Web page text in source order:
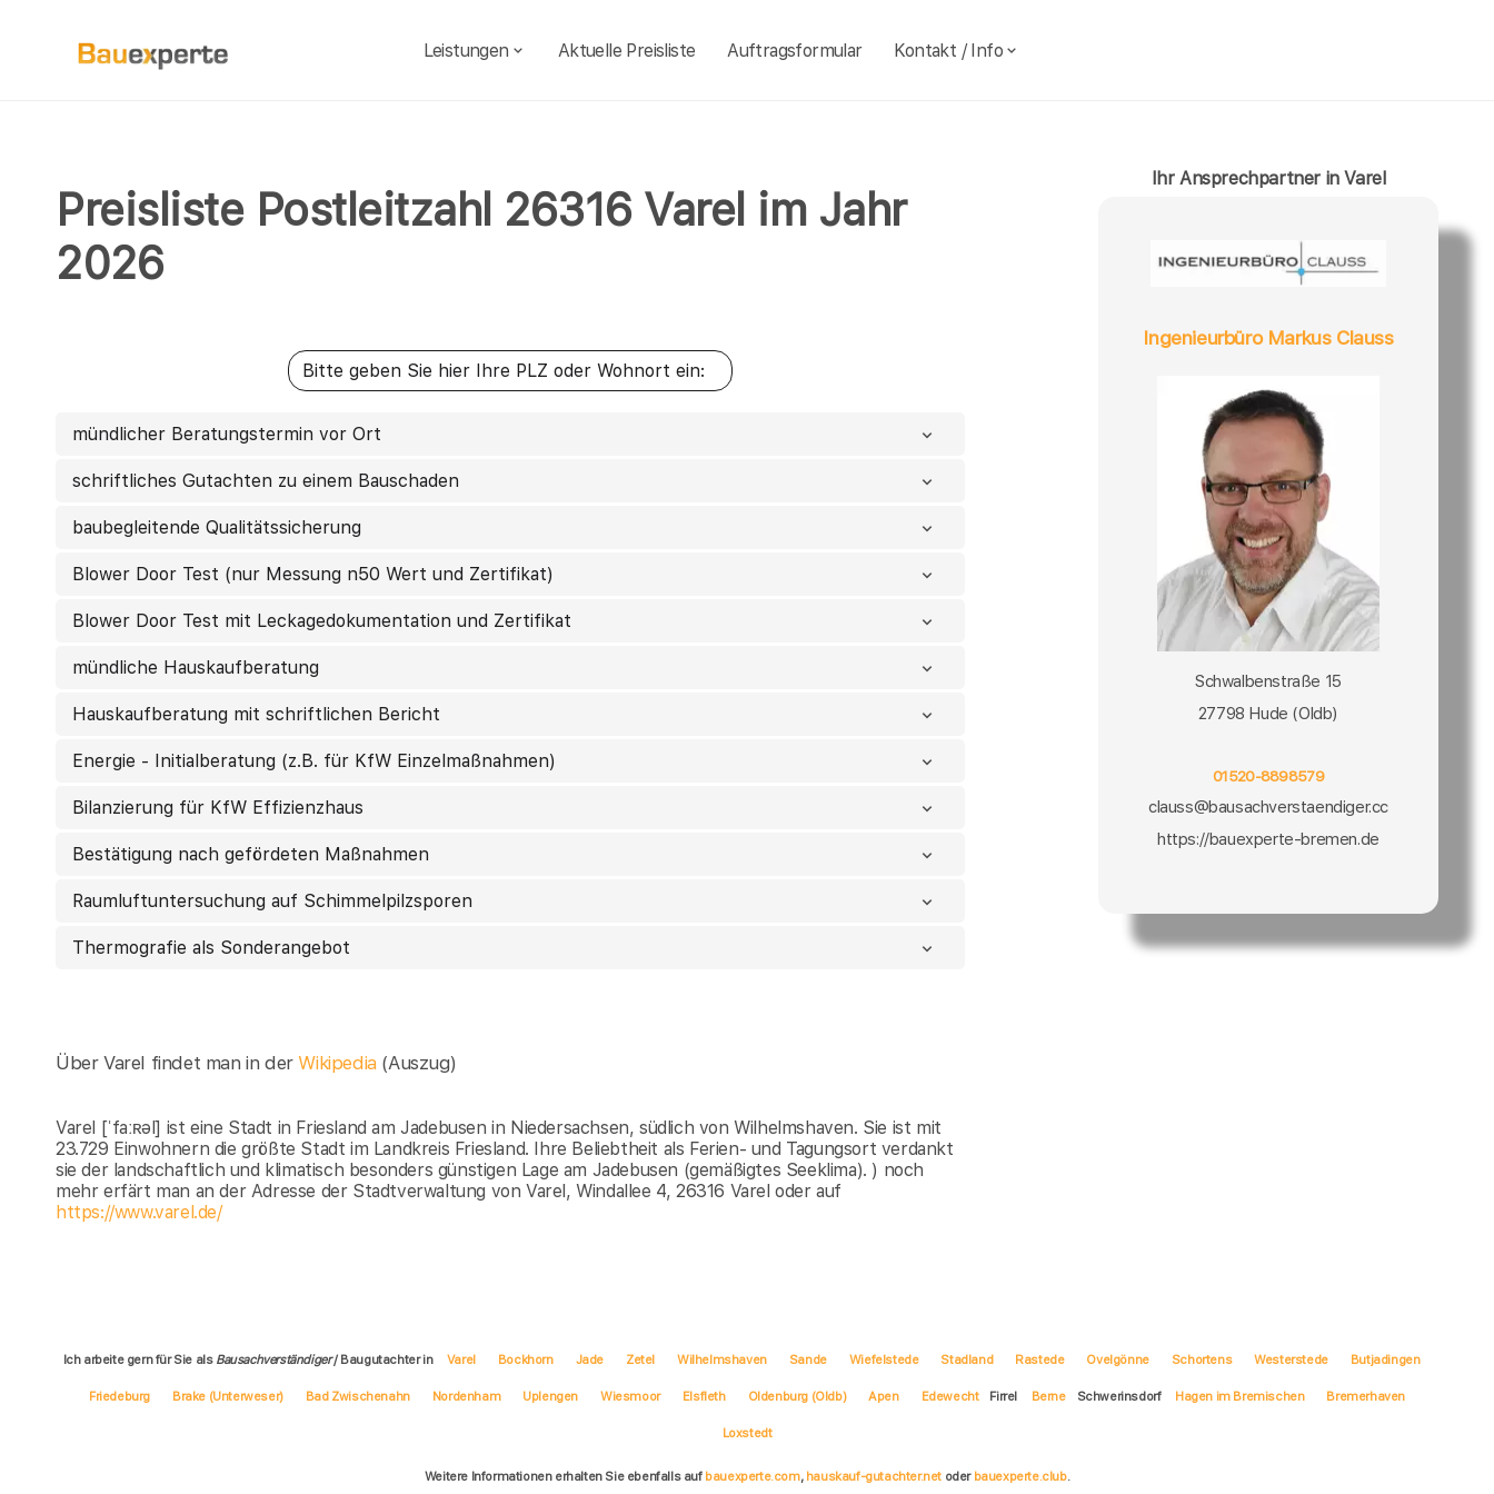
Leistungen Aktuelle Preisliste Auftragsformular Kontakt / Info
Preisliste Postleitzahl 26316 Varel im Jahr
2026
mündlicher Beratungstermin vor Ort
schriftliches Gutachten zu einem Bauschaden
baubegleitende Qualitätssicherung
Blower Door Test (nur Messung n50 Wert und Zertifikat)
Blower Door Test mit Leckagedokumentation und Zertifikat
mündliche Hauskaufberatung
Hauskaufberatung mit schriftlichen Bericht
Energie - Initialberatung (z.B. für KfW Einzelmaßnahmen)
Bilanzierung für KfW Effizienzhaus
Bestätigung nach gefördeten Maßnahmen
Raumluftuntersuchung auf Schimmelpilzsporen
Thermografie als Sonderangebot
Über Varel findet man in derWikipedia (Auszug)
Varel [ˈfaːʀəl] ist eine Stadt in Friesland am Jadebusen in Niedersachsen, südlich von Wilhelmshaven. Sie ist mit
23.729 Einwohnern die größte Stadt im Landkreis Friesland. Ihre Beliebtheit als Ferien- und Tagungsort verdankt
sie der landschaftlich und klimatisch besonders günstigen Lage am Jadebusen (gemäßigtes Seeklima). ) noch
mehr erfärt man an der Adresse der Stadtverwaltung von Varel, Windallee 4, 26316 Varel oder auf
https://www.varel.de/
Ihr Ansprechpartner in Varel
Ingenieurbüro Markus Clauss
Schwalbenstraße 15
27798 Hude (Oldb)
01520-8898579
clauss@bausachverstaendiger.cc
https://bauexperte-bremen.de
Ich arbeite gern für Sie als Bausachverständiger/ Baugutachter in Varel Bockhorn Jade Zetel Wilhelmshaven Sande Wiefelstede Stadland Rastede Ovelgönne Schortens Westerstede Butjadingen
Friedeburg Brake (Unterweser) Bad Zwischenahn Nordenham Uplengen Wiesmoor Elsfleth Oldenburg (Oldb) Apen Edewecht Firrel Berne Schwerinsdorf Hagen im Bremischen Bremerhaven
Loxstedt
Weitere Informationen erhalten Sie ebenfalls auf bauexperte.com, hauskauf-gutachter.net oder bauexperte.club.